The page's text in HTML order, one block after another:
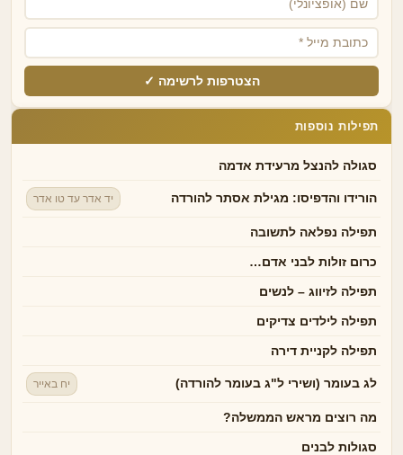
הצטרפות לרשימה ✓
תפילות נוספות
סגולה להנצל מרעידת אדמה
הורידו והדפיסו: מגילת אסתר להורדה יד אדר עד טו אדר
תפילה נפלאה לתשובה
כרום זולות לבני אדם…
תפילה לזיווג – לנשים
תפילה לילדים צדיקים
תפילה לקניית דירה
לג בעומר (ושירי ל"ג בעומר להורדה) יח באייר
מה רוצים מראש הממשלה?
סגולות לבנים